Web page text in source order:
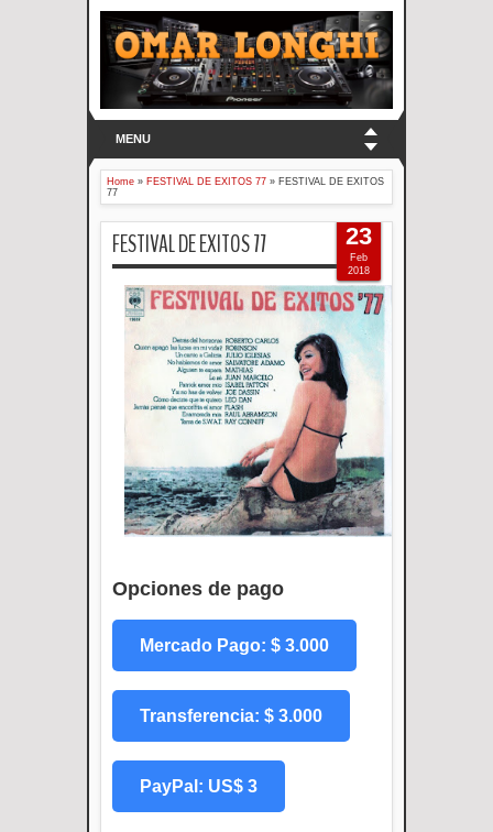
MENU
Home » FESTIVAL DE EXITOS 77 » FESTIVAL DE EXITOS
77
FESTIVAL DE EXITOS 77
Opciones de pago
Mercado Pago: $ 3.000
Transferencia: $ 3.000
PayPal: US$ 3
23
Feb
2018